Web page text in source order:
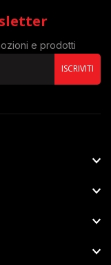
e prodotti
ISCRIVITI